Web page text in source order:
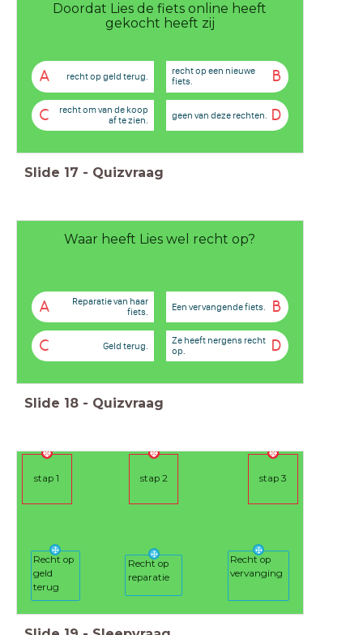
Doordat Lies de fiets online heeft
gekocht heeft zij
A recht op geld terug. B
recht op een nieuwe
fiets.
C
recht om van de koop
af te zien.
D
geen van deze rechten.
Slide 17 - Quizvraag
Waar heeft Lies wel recht op?
A
Reparatie van haar
fiets.
B
Een vervangende fiets.
C Geld terug. D
Ze heeft nergens recht
op.
Slide 18 - Quizvraag
stap 1 stap 2 stap 3
Recht op
reparatie
Recht op
geld
terug
Recht op
vervanging